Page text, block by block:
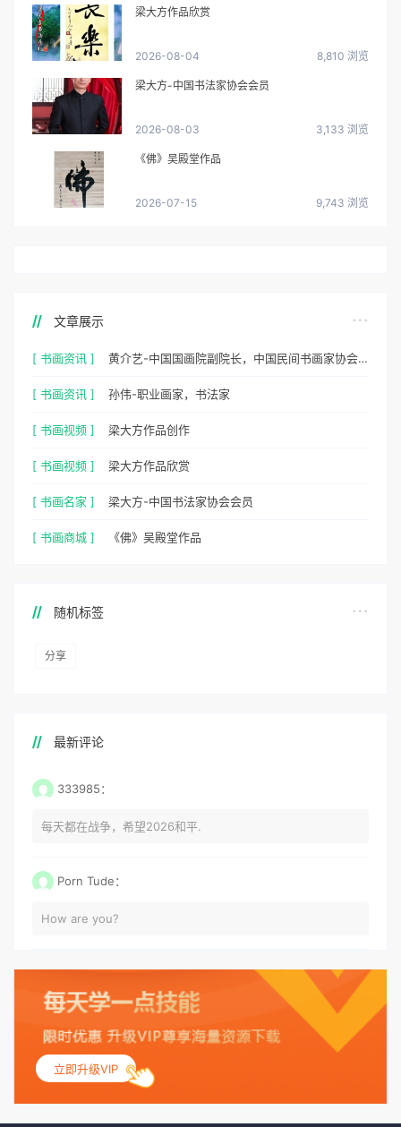
梁大方作品欣赏
2026-08-04 8,810 浏览
梁大方-中国书法家协会会员
2026-08-03 3,133 浏览
《佛》吴殿堂作品
2026-07-15 9,743 浏览
文章展示
[ 书画资讯 ] 黄介艺-中国国画院副院长，中国民间书画家协会副主席
[ 书画资讯 ] 孙伟-职业画家，书法家
[ 书画视频 ] 梁大方作品创作
[ 书画视频 ] 梁大方作品欣赏
[ 书画名家 ] 梁大方-中国书法家协会会员
[ 书画商城 ] 《佛》吴殿堂作品
随机标签
分享
最新评论
333985：
每天都在战争，希望2026和平.
Porn Tude：
How are you?
立即升级VIP